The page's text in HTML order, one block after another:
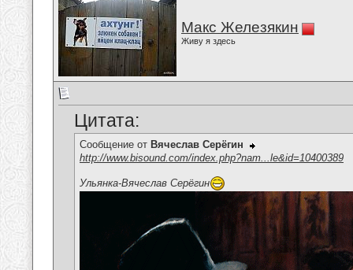
Макс Железякин
Живу я здесь
Цитата:
Сообщение от Вячеслав Серёгин
http://www.bisound.com/index.php?nam...le&id=10400389
Ульянка-Вячеслав Серёгин